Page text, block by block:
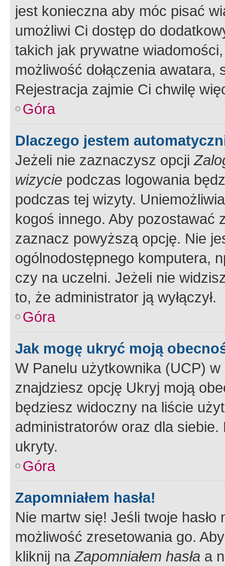
jest konieczna aby móc pisać
umożliwi Ci dostęp do
takich jak prywatne
możliwość dołączenia
Rejestracja zajmie Ci chwilę
Góra
Dlaczego jestem
Jeżeli nie zaznaczysz opcji
wizycie podczas logowania
podczas tej wizyty.
kogoś innego. Aby pozostawać
zaznacz powyższą opcję. Nie
ogólnodostępnego komputera,
czy na uczelni. Jeżeli nie
to, że administrator ją wyłączył.
Góra
Jak mogę ukryć moją
W Panelu użytkownika (UCP) w
znajdziesz opcję Ukryj moją
będziesz widoczny na liście
administratorów oraz dla
ukryty.
Góra
Zapomniałem hasła!
Nie martw się! Jeśli twoje
możliwość zresetowania go.
kliknij naZapomniałem hasła a